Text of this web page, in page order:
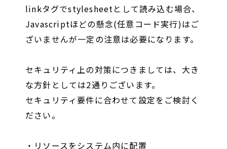
linkタグでstylesheetとして読み込む場合、
Javascriptほどの懸念(任意コード実行)はご
ざいませんが一定の注意は必要になります。
セキュリティ上の対策につきましては、大き
な方針としては2通りございます。
セキュリティ要件に合わせて設定をご検討く
ださい。
・リソースをシステム内に配置